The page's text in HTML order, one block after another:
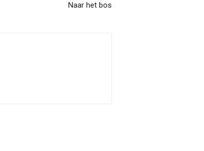
Naar het bos